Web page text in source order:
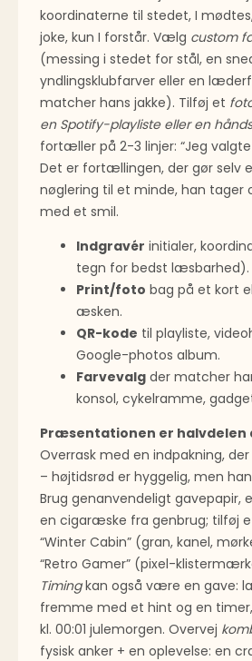
koordinaterne til stedet, I
joke, kun I forstår. Vælg custom
(messing i stedet for stål, en
yndlings­klubfarver eller en
matcher hans jakke). Tilføj et
en Spotify-play­liste eller en
fortæller på 2-3 linjer: “Jeg valgte
Det er fortællingen, der gør selv
nøglering til et minde, han tager
med et smil.
Indgravér initialer,
tegn for bedst læsbarhed).
Print/foto bag på et kort
æsken.
QR-kode til playliste,
Google-photos album.
Farvevalg der matcher
konsol, cykelramme,
Præsentationen er halvdelen
Overrask med en indpakning,
– højtidsrød er hyggelig, men
Brug genanvendeligt gavepapir,
en cigaræske fra genbrug; tilføj
“Winter Cabin” (gran, kanel,
“Retro Gamer” (pixel-
Timingkan også være en gave:
fremme med et hint og en
kl. 00:01 julemorgen. Overvej
fysisk anker + en oplevelse: en